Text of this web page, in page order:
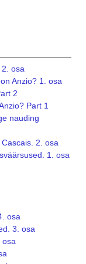
2. osa
Anzio? 1. osa
2
Part 1
nauding
2. osa
1. osa
osa
3. osa
osa